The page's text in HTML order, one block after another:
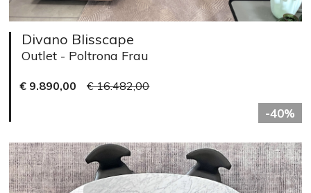
Divano Blisscape
Outlet - Poltrona Frau
€ 9.890,00 € 16.482,00
-40%